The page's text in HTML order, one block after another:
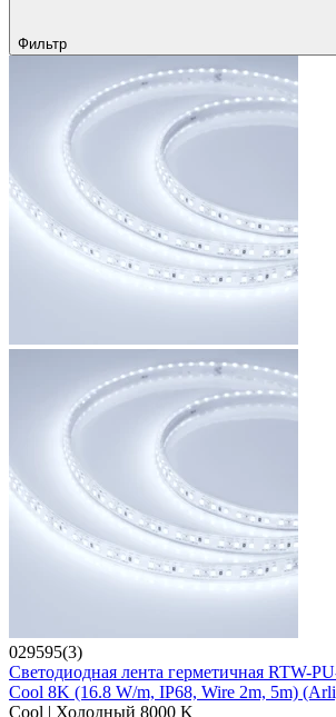
Фильтр
029595(3)
Светодиодная лента герметичная RTW-
Cool 8K (16.8 W/m, IP68, Wire 2m, 5m)
Cool | Холодный 8000 K